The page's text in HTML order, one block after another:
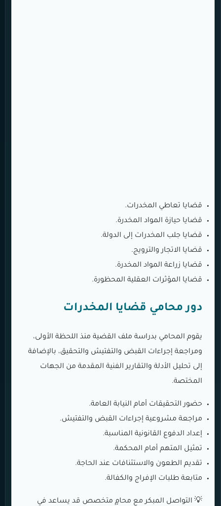
قضايا تعاطي المخدرات.
قضايا حيازة المواد المخدرة.
قضايا جلب المخدرات إلى الدولة.
قضايا الاتجار والترويج.
قضايا زراعة المواد المخدرة.
قضايا المؤثرات العقلية المحظورة.
دور محامي قضايا المخدرات
يقوم المحامي بدراسة ملف القضية منذ اللحظة الأولى،
ومراجعة إجراءات القبض والتفتيش والتحقيق، بالإضافة
إلى تحليل الأدلة والتقارير الفنية المقدمة من الجهات
المختصة.
حضور التحقيقات أمام النيابة العامة.
مراجعة مشروعية إجراءات القبض والتفتيش.
إعداد الدفوع القانونية المناسبة.
تمثيل المتهم أمام المحكمة.
تقديم الطعون والاستئنافات عند الحاجة.
متابعة طلبات الإفراج والكفالة.
💡 التواصل المبكر مع محامٍ متخصص قد يساعد في